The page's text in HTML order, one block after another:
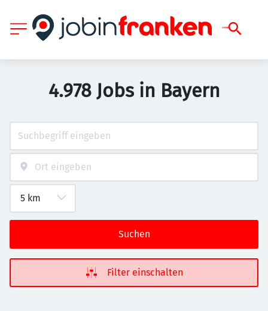
4.978 Jobs in Bayern
Suchen
Filter einschalten